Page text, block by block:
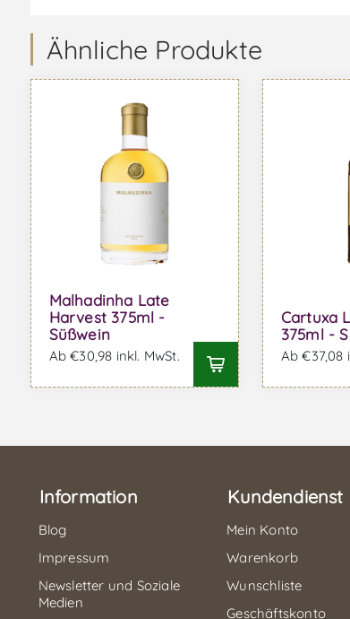
Ähnliche Produkte
Malhadinha Late
Harvest 375ml -
Süßwein
Ab €30,98 inkl. MwSt.
Cartuxa
375ml -
Ab €37,08
Information
Blog
Impressum
Newsletter und Soziale
Medien
Kundendienst
Mein Konto
Warenkorb
Wunschliste
Geschäftskonto